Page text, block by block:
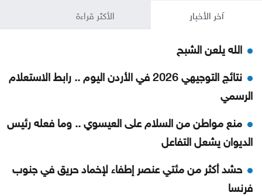
آخر الأخبار الأكثر قراءة
الله يلعن الشبح
نتائج التوجيهي 2026 في الأردن اليوم .. رابط الاستعلام
الرسمي
منع مواطن من السلام على العيسوي .. وما فعله رئيس
الديوان يشعل التفاعل
حشد أكثر من مئتي عنصر إطفاء لإخماد حريق في جنوب
فرنسا